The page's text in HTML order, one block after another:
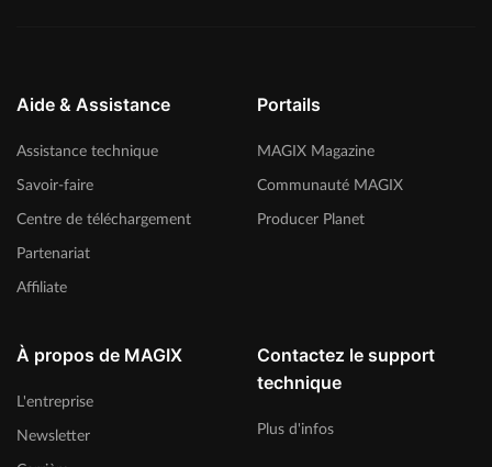
Aide & Assistance
Assistance technique
Savoir-faire
Centre de téléchargement
Partenariat
Affiliate
Portails
MAGIX Magazine
Communauté MAGIX
Producer Planet
À propos de MAGIX
L'entreprise
Newsletter
Contactez le support
technique
Plus d'infos